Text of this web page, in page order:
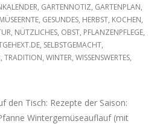
, GARTENNOTIZ, GARTENPLAN,
, GESUNDES, HERBST, KOCHEN,
, NÜTZLICHES, OBST, PFLANZENPFLEGE,
, SELBSTGEMACHT,
, TRADITION, WINTER, WISSENSWERTES,
den Tisch: Rezepte der Saison:
Wintergemüseauflauf (mit